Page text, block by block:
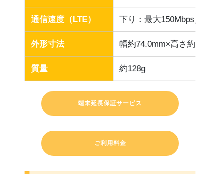
通信速度（LTE） 下り：最大150Mbps／上
外形寸法 幅約74.0mm×高さ約
質量 約128g
端末延長保証サービス
ご利用料金